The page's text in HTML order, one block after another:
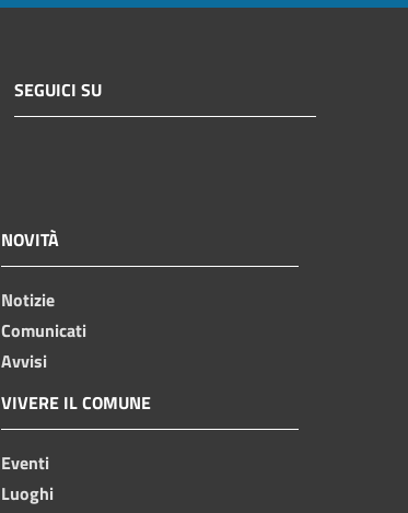
SEGUICI SU
NOVITÀ
Notizie
Comunicati
Avvisi
VIVERE IL COMUNE
Eventi
Luoghi